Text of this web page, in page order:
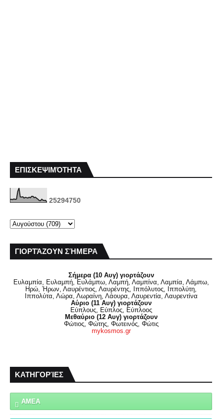
ΕΠΙΣΚΕΨΙΜΌΤΗΤΑ
25294750
ΓΙΟΡΤΆΖΟΥΝ ΣΉΜΕΡΑ
Σήμερα (10 Αυγ) γιορτάζουν
Ευλαμπία, Ευλαμπή, Ευλάμπω, Λαμπή, Λαμπίνα, Λαμπία, Λάμπω,
Ηρώ, Ήρων, Λαυρέντιος, Λαυρέντης, Ιππόλυτος, Ιππολύτη,
Ιππολύτα, Λώρα, Λωραίνη, Λάουρα, Λαυρεντία, Λαυρεντίνα
Αύριο (11 Αυγ) γιορτάζουν
Εύπλους, Εύπλος, Εύπλοος
Μεθαύριο (12 Αυγ) γιορτάζουν
Φώτιος, Φώτης, Φωτεινός, Φώτις
mykosmos.gr
ΚΑΤΗΓΟΡΊΕΣ
ΑΜΕΑ